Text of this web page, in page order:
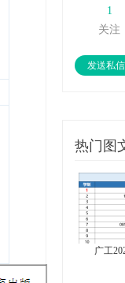
1
关注
发送私信
热门图
广工